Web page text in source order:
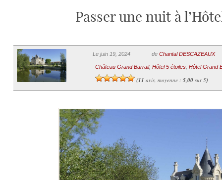
Passer une nuit à
Le juin 19, 2024 de Chantal DESCAZEAUX
Château Grand Barrail, Hôtel 5 étoiles, Hôtel Grand
(11 avis, moyenne : 5,00sur 5)